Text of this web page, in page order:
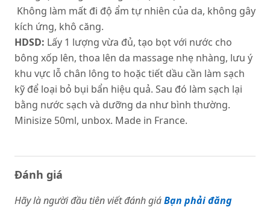
Không làm mất đi độ ẩm tự nhiên của da, không gây
kích ứng, khô căng.
HDSD: Lấy 1 lượng vừa đủ, tạo bọt với nước cho
bông xốp lên, thoa lên da massage nhẹ nhàng, lưu ý
khu vực lỗ chân lông to hoặc tiết dầu cần làm sạch
kỹ để loại bỏ bụi bẩn hiệu quả. Sau đó làm sạch lại
bằng nước sạch và dưỡng da như bình thường.
Minisize 50ml, unbox. Made in France.
Đánh giá
Hãy là người đầu tiên viết đánh giáBạn phải đăng